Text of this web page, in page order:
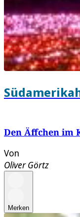
Den Äffchen im
Von
Oliver Görtz
Merken